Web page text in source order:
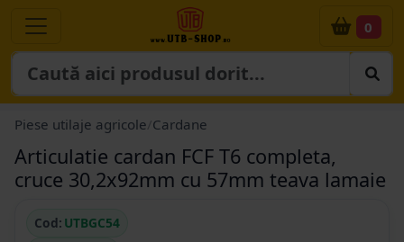
0
Piese utilaje agricole Cardane
Articulatie cardan FCF T6 completa,
cruce 30,2x92mm cu 57mm teava lamaie
Cod: UTBGC54